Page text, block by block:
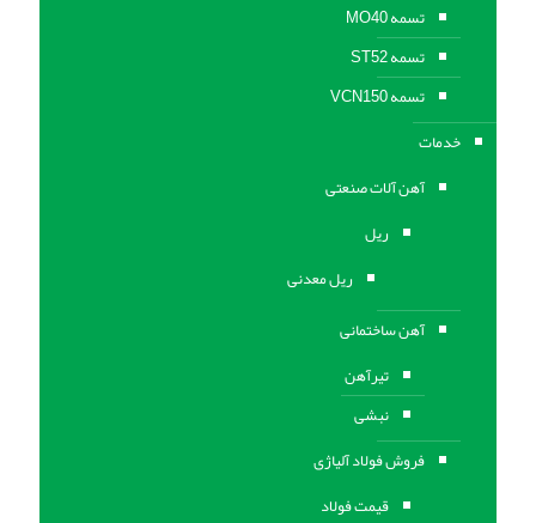
تسمه MO40
تسمه ST52
تسمه VCN150
خدمات
آهن آلات صنعتی
ریل
ریل معدنی
آهن ساختمانی
تیرآهن
نبشی
فروش فولاد آلیاژی
قیمت فولاد